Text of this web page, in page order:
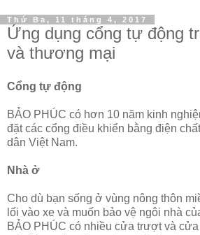
Thứ Ba, 11 tháng 4, 2017
Ứng dụng cổng tự động
và thương mại
Cổng tự động
BẢO PHÚC có hơn 10 năm kinh
đặt các cổng điều khiển bằng điện
dân Việt Nam.
Nhà ở
Cho dù bạn sống ở vùng nông thôn
lối vào xe và muốn bảo vệ ngôi nhà
BẢO PHÚC có nhiều cửa trượt và